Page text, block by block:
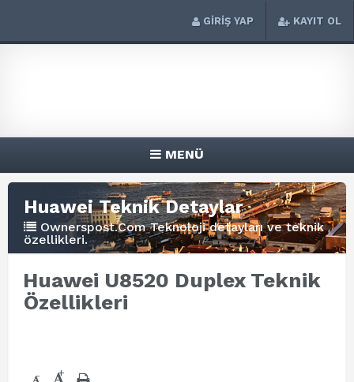
GİRİŞ YAP KAYIT OL
MENÜ
Huawei Teknik Detaylar
Ownerspost.Com Teknoloji detayları ve teknik
özellikleri.
Huawei U8520 Duplex Teknik
Özellikleri
- +